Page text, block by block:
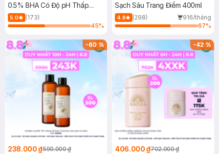
0.5% BHA Có Độ pH Thấp
150ml
5.0
(173)
45%
Sạch Sâu Trang Điểm 400ml
4.8 (298)
916/tháng
67%
-60%
238.000 ₫590.000 ₫
-42%
406.000 ₫702.000 ₫